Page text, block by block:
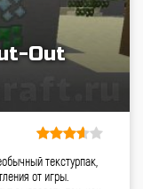
Out
текстурпак,
от игры.